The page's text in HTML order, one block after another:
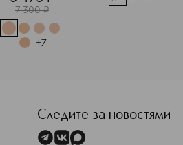
придающий
сияние SPF20
7 300 ¤
+7
Следите за новостями